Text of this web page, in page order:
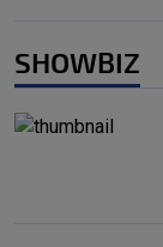
SHOWBIZ